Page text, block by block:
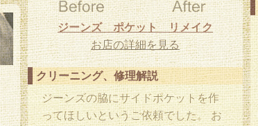
ジーンズ ポケット リメイク
お店の詳細を見る
クリーニング、修理解説
ジーンズの脇にサイドポケットを作
ってほしいというご依頼でした。 お